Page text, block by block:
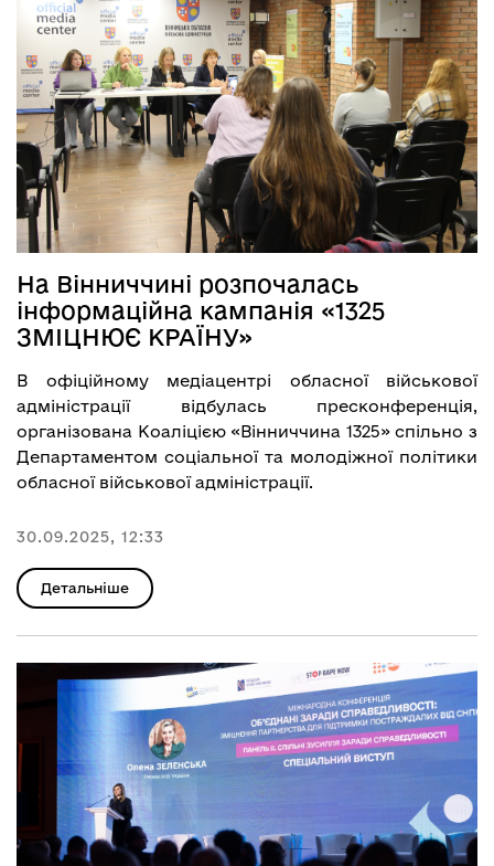
На Вінниччині розпочалась
інформаційна кампанія «1325
ЗМІЦНЮЄ КРАЇНУ»
В офіційному медіацентрі обласної військової
адміністрації відбулась пресконференція,
організована Коаліцією «Вінниччина 1325» спільно з
Департаментом соціальної та молодіжної політики
обласної військової адміністрації.
30.09.2025, 12:33
Детальніше